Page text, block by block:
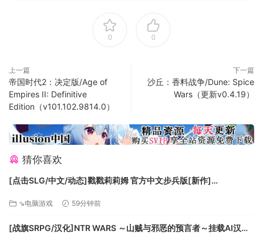
操作系统: Windows 7 or above
显卡: NVIDIA Geforce GTX or AMD Radeon HD
网络: 宽带互联网连接
存储空间: 需要 2 GB 可用空间
附注事项: 64-bit processor
0 0
上一篇
帝国时代2：决定版/Age of
Empires II: Definitive
Edition（v101.102.9814.0）
下一篇
沙丘：香料战争/Dune: Spice
Wars（更新v0.4.19）
猜你喜欢
[点击SLG/中文/动态]戳戳莉莉姆 官方中文步兵版[新作]
⇘电脑游戏 59分钟前
[战旗SRPG/汉化]NTR WARS ～山贼与邪恶的预言者～挂载AI汉化